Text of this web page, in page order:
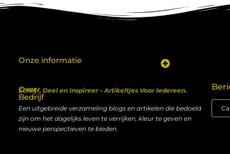
Over
Bedrijf
Schrijf, Deel en Inspireer – Artikeltjes Voor Iedereen.
Een uitgebreide verzameling blogs en artikelen die bedoeld
zijn om het dagelijks leven te verrijken, kleur te geven en
nieuwe perspectieven te bieden.
Onze informatie